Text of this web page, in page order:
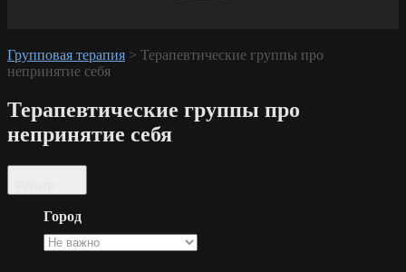
Групповая терапия > Терапевтические группы про
непринятие себя
Терапевтические группы про
непринятие себя
Город